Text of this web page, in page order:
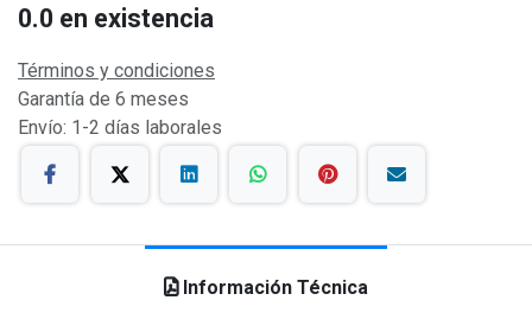
0.0 en existencia
Términos y condiciones
Garantía de 6 meses
Envío: 1-2 días laborales
Información Técnica